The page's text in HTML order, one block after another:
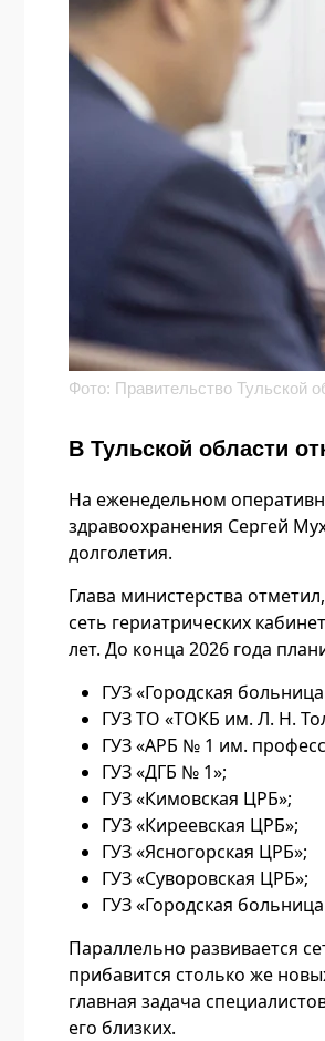
Фото: Правительство Тульской
В Тульской области
На еженедельном
здравоохранения Сергей
долголетия.
Глава министерства
сеть гериатрических
лет. До конца 2026 года
ГУЗ «Городская
ГУЗ ТО «ТОКБ им. Л. Н.
ГУЗ «АРБ № 1 им.
ГУЗ «ДГБ № 1»;
ГУЗ «Кимовская ЦРБ»;
ГУЗ «Киреевская ЦРБ»;
ГУЗ «Ясногорская ЦРБ»;
ГУЗ «Суворовская ЦРБ»;
ГУЗ «Городская
Параллельно развивается
прибавится столько же
главная задача
его близких.